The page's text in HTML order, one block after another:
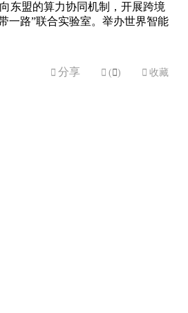
东盟的算力协同机制，开展跨境
一路”联合实验室。举办世界智能
 分享  ( )  收藏